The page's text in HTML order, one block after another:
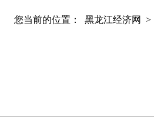
您当前的位置： 黑龙江经济网 >